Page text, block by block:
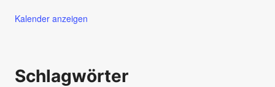
Kalender anzeigen
Schlagwörter